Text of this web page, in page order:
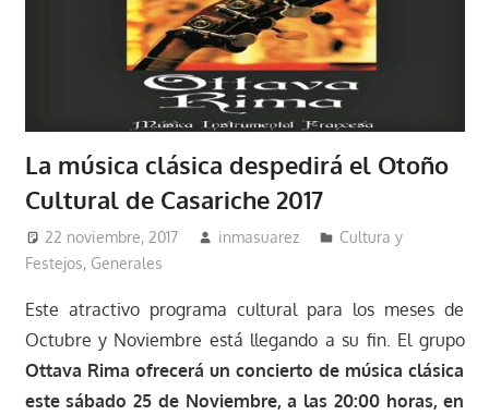
La música clásica despedirá el Otoño
Cultural de Casariche 2017
22 noviembre, 2017 inmasuarez
Cultura y
Festejos, Generales
Este atractivo programa cultural para los meses de
Octubre y Noviembre está llegando a su fin. El grupo
Ottava Rima ofrecerá un concierto de música clásica
este sábado 25 de Noviembre, a las 20:00 horas, en